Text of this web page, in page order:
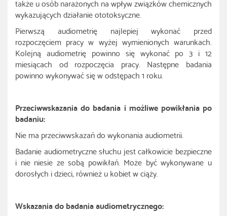
wykazujących działanie ototoksyczne.
Pierwszą audiometrię najlepiej wykonać przed
rozpoczęciem pracy w wyżej wymienionych warunkach.
Kolejną audiometrię powinno się wykonać po 3 i 12
miesiącach od rozpoczęcia pracy. Następne badania
powinno wykonywać się w odstępach 1 roku.
Przeciwwskazania do badania i możliwe powikłania po
badaniu:
Nie ma przeciwwskazań do wykonania audiometrii.
Badanie audiometryczne słuchu jest całkowicie bezpieczne
i nie niesie ze sobą powikłań. Może być wykonywane u
dorosłych i dzieci, również u kobiet w ciąży.
Wskazania do badania audiometrycznego: